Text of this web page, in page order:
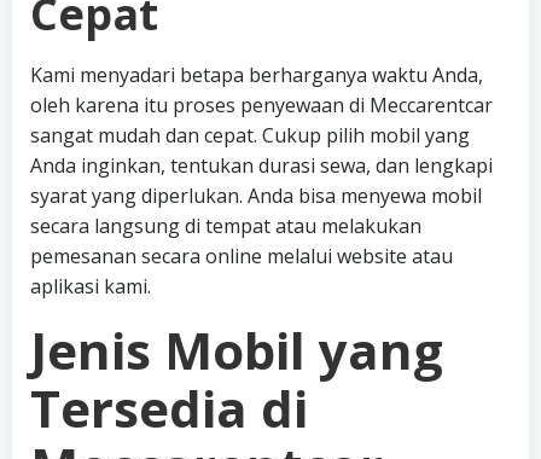
Cepat
Kami menyadari betapa berharganya waktu Anda,
oleh karena itu proses penyewaan di Meccarentcar
sangat mudah dan cepat. Cukup pilih mobil yang
Anda inginkan, tentukan durasi sewa, dan lengkapi
syarat yang diperlukan. Anda bisa menyewa mobil
secara langsung di tempat atau melakukan
pemesanan secara online melalui website atau
aplikasi kami.
Jenis Mobil yang
Tersedia di